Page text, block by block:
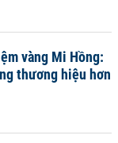
vàng Mi Hồng:
thương hiệu hơn